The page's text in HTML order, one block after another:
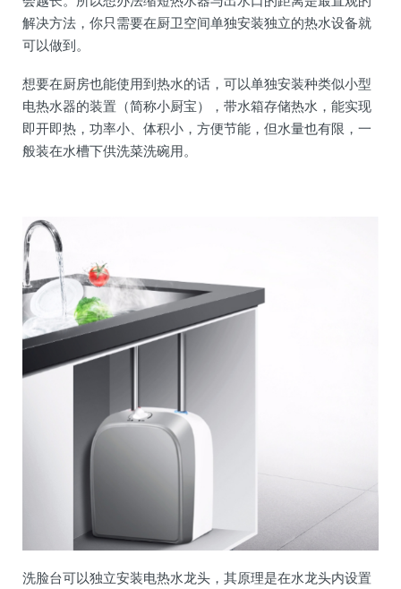
解决方法，你只需要在厨卫空间单独安装独立的热水设备就
可以做到。
想要在厨房也能使用到热水的话，可以单独安装种类似小型
电热水器的装置（简称小厨宝），带水箱存储热水，能实现
即开即热，功率小、体积小，方便节能，但水量也有限，一
般装在水槽下供洗菜洗碗用。
洗脸台可以独立安装电热水龙头，其原理是在水龙头内设置